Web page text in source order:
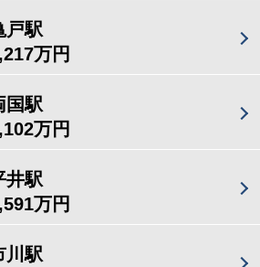
戸駅
万円
国駅
万円
井駅
万円
川駅